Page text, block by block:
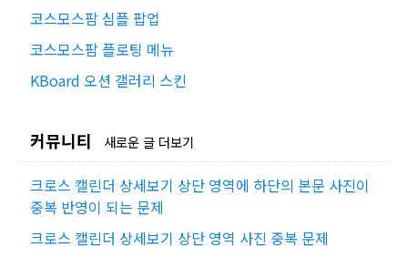
코스모스팜 심플 팝업
코스모스팜 플로팅 메뉴
KBoard 오션 갤러리 스킨
커뮤니티 새로운 글 더보기
크로스 캘린더 상세보기 상단 영역에 하단의 본문 사진이
중복 반영이 되는 문제
크로스 캘린더 상세보기 상단 영역 사진 중복 문제